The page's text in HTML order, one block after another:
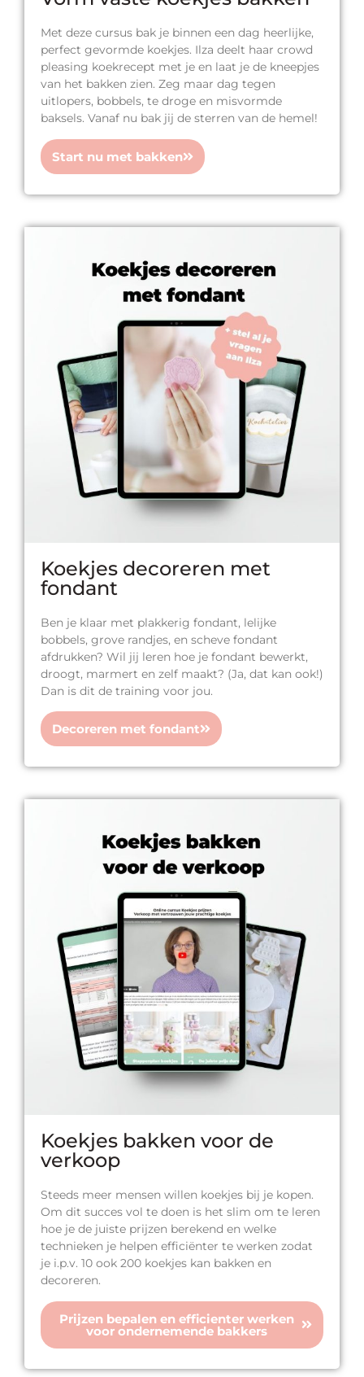
Met deze cursus bak je binnen een dag heerlijke,
perfect gevormde koekjes. Ilza deelt haar crowd
pleasing koekrecept met je en laat je de kneepjes
van het bakken zien. Zeg maar dag tegen
uitlopers, bobbels, te droge en misvormde
baksels. Vanaf nu bak jij de sterren van de hemel!
Start nu met bakken
Koekjes decoreren met
fondant
Ben je klaar met plakkerig fondant, lelijke
bobbels, grove randjes, en scheve fondant
afdrukken? Wil jij leren hoe je fondant bewerkt,
droogt, marmert en zelf maakt? (Ja, dat kan ook!)
Dan is dit de training voor jou.
Decoreren met fondant
Koekjes bakken voor de
verkoop
Steeds meer mensen willen koekjes bij je kopen.
Om dit succes vol te doen is het slim om te leren
hoe je de juiste prijzen berekend en welke
technieken je helpen efficiënter te werken zodat
je i.p.v. 10 ook 200 koekjes kan bakken en
decoreren.
Prijzen bepalen en efficienter werken
voor ondernemende bakkers